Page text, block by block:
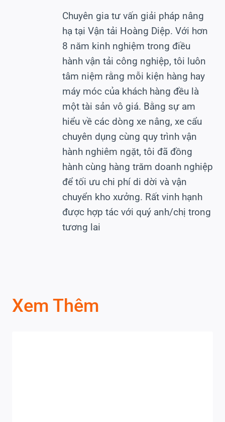
Chuyên gia tư vấn giải pháp nâng
hạ tại Vận tải Hoàng Diệp. Với hơn
8 năm kinh nghiệm trong điều
hành vận tải công nghiệp, tôi luôn
tâm niệm rằng mỗi kiện hàng hay
máy móc của khách hàng đều là
một tài sản vô giá. Bằng sự am
hiểu về các dòng xe nâng, xe cẩu
chuyên dụng cùng quy trình vận
hành nghiêm ngặt, tôi đã đồng
hành cùng hàng trăm doanh nghiệp
để tối ưu chi phí di dời và vận
chuyển kho xưởng. Rất vinh hạnh
được hợp tác với quý anh/chị trong
tương lai
Xem Thêm